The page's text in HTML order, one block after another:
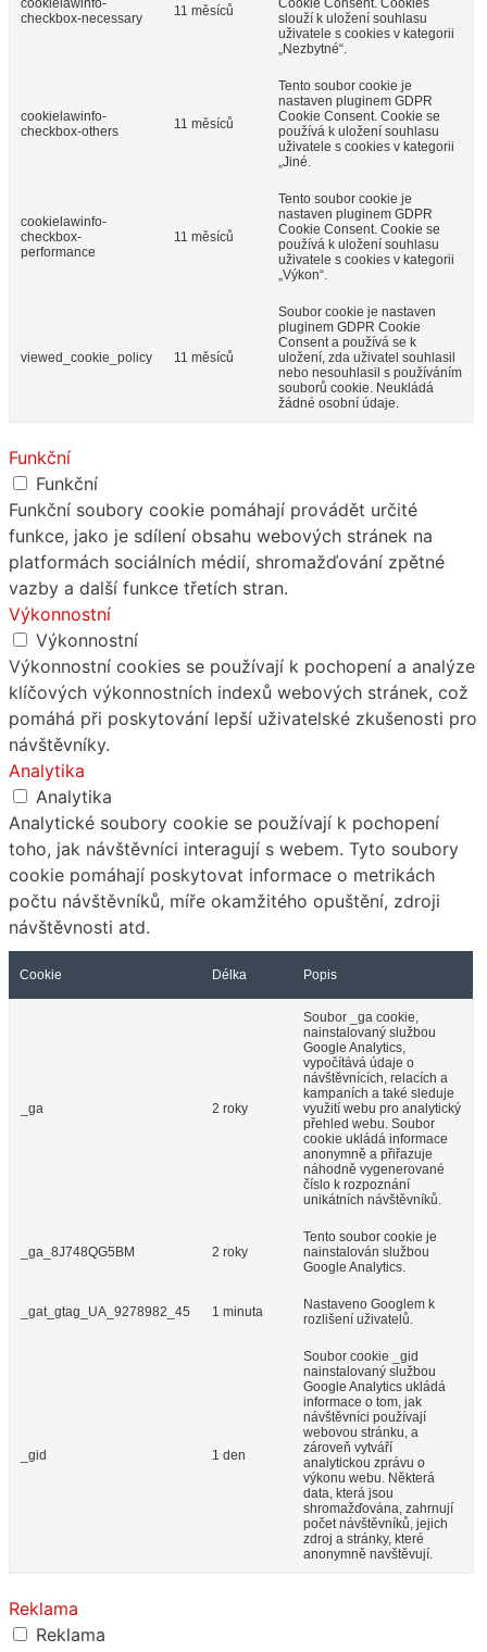
cookielawinfo-
checkbox-necessary
11 měsíců
Cookie Consent. Cookies
slouží k uložení souhlasu
uživatele s cookies v kategorii
„Nezbytné“.
cookielawinfo-
checkbox-others
11 měsíců
Tento soubor cookie je
nastaven pluginem GDPR
Cookie Consent. Cookie se
používá k uložení souhlasu
uživatele s cookies v kategorii
„Jiné.
cookielawinfo-
checkbox-
performance
11 měsíců
Tento soubor cookie je
nastaven pluginem GDPR
Cookie Consent. Cookie se
používá k uložení souhlasu
uživatele s cookies v kategorii
„Výkon“.
viewed_cookie_policy 11 měsíců
Soubor cookie je nastaven
pluginem GDPR Cookie
Consent a používá se k
uložení, zda uživatel souhlasil
nebo nesouhlasil s používáním
souborů cookie. Neukládá
žádné osobní údaje.
Funkční
Funkční
Funkční soubory cookie pomáhají provádět určité
funkce, jako je sdílení obsahu webových stránek na
platformách sociálních médií, shromažďování zpětné
vazby a další funkce třetích stran.
Výkonnostní
Výkonnostní
Výkonnostní cookies se používají k pochopení a analýze
klíčových výkonnostních indexů webových stránek, což
pomáhá při poskytování lepší uživatelské zkušenosti pro
návštěvníky.
Analytika
Analytika
Analytické soubory cookie se používají k pochopení
toho, jak návštěvníci interagují s webem. Tyto soubory
cookie pomáhají poskytovat informace o metrikách
počtu návštěvníků, míře okamžitého opuštění, zdroji
návštěvnosti atd.
Cookie Délka Popis
_ga 2 roky
Soubor _ga cookie,
nainstalovaný službou
Google Analytics,
vypočítává údaje o
návštěvnících, relacích a
kampaních a také sleduje
využití webu pro analytický
přehled webu. Soubor
cookie ukládá informace
anonymně a přiřazuje
náhodně vygenerované
číslo k rozpoznání
unikátních návštěvníků.
_ga_8J748QG5BM 2 roky
Tento soubor cookie je
nainstalován službou
Google Analytics.
_gat_gtag_UA_9278982_45 1 minuta
Nastaveno Googlem k
rozlišení uživatelů.
_gid 1 den
Soubor cookie _gid
nainstalovaný službou
Google Analytics ukládá
informace o tom, jak
návštěvníci používají
webovou stránku, a
zároveň vytváří
analytickou zprávu o
výkonu webu. Některá
data, která jsou
shromažďována, zahrnují
počet návštěvníků, jejich
zdroj a stránky, které
anonymně navštěvují.
Reklama
Reklama